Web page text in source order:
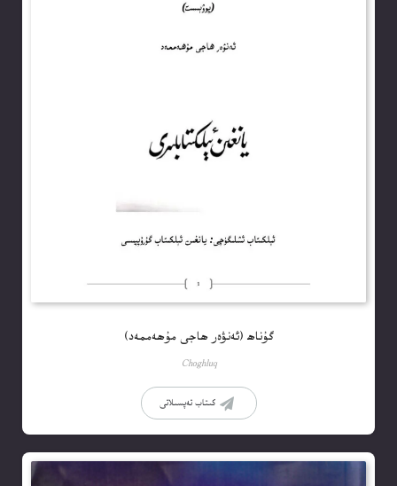
گۇناھ (ئەنۋەر ھاجى مۇھەممەد)
Choghluq
كىتاب تەپسىلاتى